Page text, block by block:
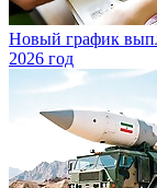
Новый график
2026 год